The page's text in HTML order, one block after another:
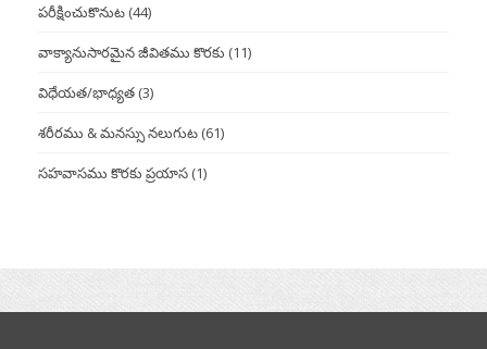
పరీక్షించుకొనుట (44)
వాక్యానుసారమైన జీవితము కొరకు (11)
విధేయత/భాధ్యత (3)
శరీరము & మనస్సు నలుగుట (61)
సహవాసము కొరకు ప్రయాస (1)